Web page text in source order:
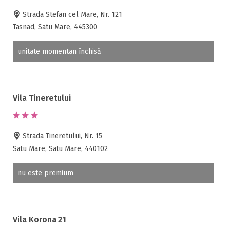
Strada Stefan cel Mare, Nr. 121
Tasnad, Satu Mare, 445300
unitate momentan închisă
Vila Tineretului
Strada Tineretului, Nr. 15
Satu Mare, Satu Mare, 440102
nu este premium
Vila Korona 21